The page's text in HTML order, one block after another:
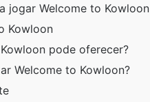
jogar Welcome to Kowloon
Kowloon
pode oferecer?
Welcome to Kowloon?